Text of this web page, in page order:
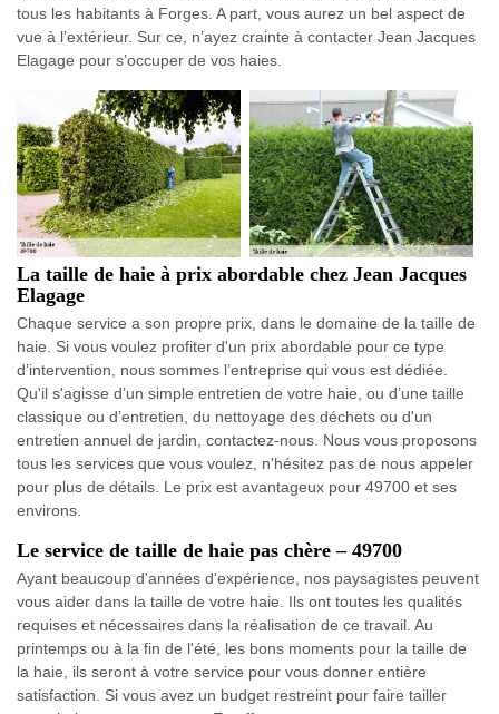
tous les habitants à Forges. A part, vous aurez un bel aspect de
vue à l’extérieur. Sur ce, n’ayez crainte à contacter Jean Jacques
Elagage pour s’occuper de vos haies.
La taille de haie à prix abordable chez Jean Jacques
Elagage
Chaque service a son propre prix, dans le domaine de la taille de
haie. Si vous voulez profiter d'un prix abordable pour ce type
d’intervention, nous sommes l’entreprise qui vous est dédiée.
Qu'il s'agisse d’un simple entretien de votre haie, ou d’une taille
classique ou d’entretien, du nettoyage des déchets ou d'un
entretien annuel de jardin, contactez-nous. Nous vous proposons
tous les services que vous voulez, n'hésitez pas de nous appeler
pour plus de détails. Le prix est avantageux pour 49700 et ses
environs.
Le service de taille de haie pas chère – 49700
Ayant beaucoup d'années d'expérience, nos paysagistes peuvent
vous aider dans la taille de votre haie. Ils ont toutes les qualités
requises et nécessaires dans la réalisation de ce travail. Au
printemps ou à la fin de l'été, les bons moments pour la taille de
la haie, ils seront à votre service pour vous donner entière
satisfaction. Si vous avez un budget restreint pour faire tailler